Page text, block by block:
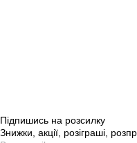
Підпишись на розсилку
Знижки, акції, розіграші,